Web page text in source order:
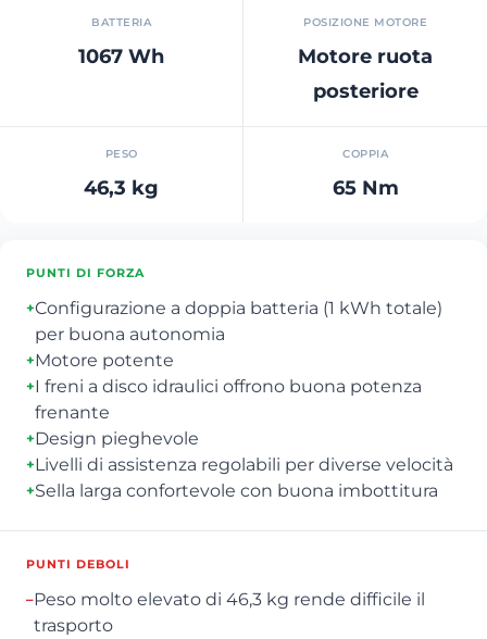
BATTERIA
1067 Wh
POSIZIONE MOTORE
Motore ruota
posteriore
PESO
46,3 kg
COPPIA
65 Nm
PUNTI DI FORZA
+Configurazione a doppia batteria (1 kWh totale)
per buona autonomia
+Motore potente
+I freni a disco idraulici offrono buona potenza
frenante
+Design pieghevole
+Livelli di assistenza regolabili per diverse velocità
+Sella larga confortevole con buona imbottitura
PUNTI DEBOLI
–Peso molto elevato di 46,3 kg rende difficile il
trasporto